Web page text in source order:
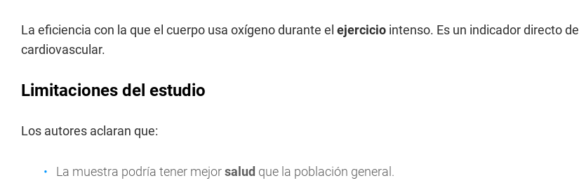
La eficiencia con la que el cuerpo usa oxígeno durante el ejercicio intenso. Es un indicador directo de
cardiovascular.
Limitaciones del estudio
Los autores aclaran que:
La muestra podría tener mejorsalud que la población general.